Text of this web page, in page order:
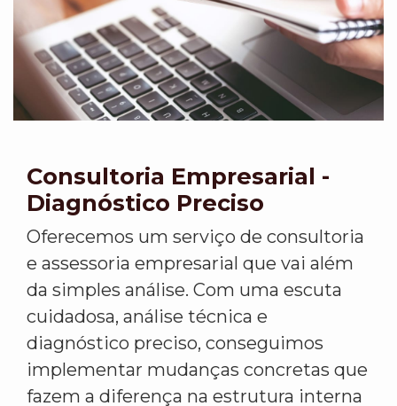
Consultoria Empresarial -
Diagnóstico Preciso
Oferecemos um serviço de consultoria
e assessoria empresarial que vai além
da simples análise. Com uma escuta
cuidadosa, análise técnica e
diagnóstico preciso, conseguimos
implementar mudanças concretas que
fazem a diferença na estrutura interna